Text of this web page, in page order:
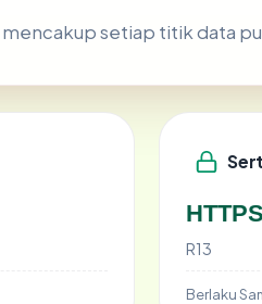
setiap titik data
R13
Berlaku